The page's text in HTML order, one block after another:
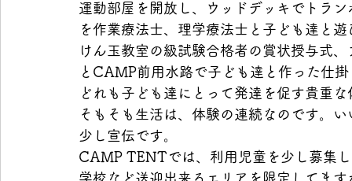
運動部屋を開放し、ウッドデッキでトラ
を作業療法士、理学療法士と子ども達と
けん玉教室の級試験合格者の賞状授与式
とCAMP前用水路で子ども達と作った仕
どれも子ども達にとって発達を促す貴重
そもそも生活は、体験の連続なのです。
少し宣伝です。
CAMP TENTでは、利用児童を少し募集
学校など送迎出来るエリアを限定してま